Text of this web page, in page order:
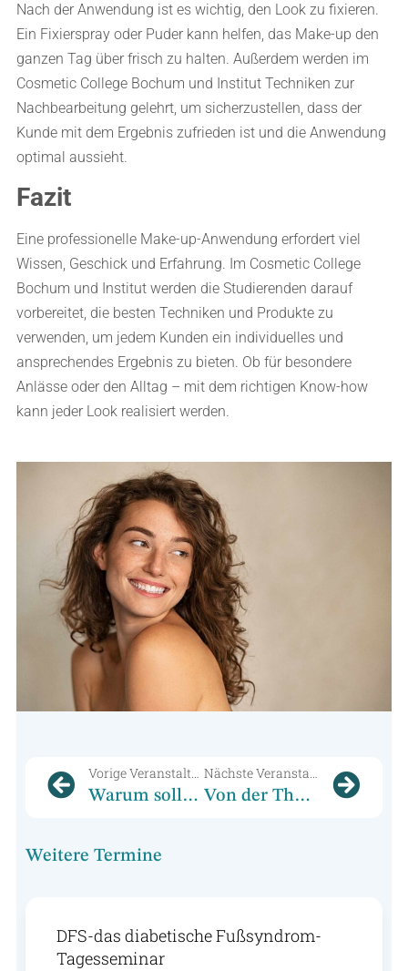
Nach der Anwendung ist es wichtig, den Look zu fixieren.
Ein Fixierspray oder Puder kann helfen, das Make-up den
ganzen Tag über frisch zu halten. Außerdem werden im
Cosmetic College Bochum und Institut Techniken zur
Nachbearbeitung gelehrt, um sicherzustellen, dass der
Kunde mit dem Ergebnis zufrieden ist und die Anwendung
optimal aussieht.
Fazit
Eine professionelle Make-up-Anwendung erfordert viel
Wissen, Geschick und Erfahrung. Im Cosmetic College
Bochum und Institut werden die Studierenden darauf
vorbereitet, die besten Techniken und Produkte zu
verwenden, um jedem Kunden ein individuelles und
ansprechendes Ergebnis zu bieten. Ob für besondere
Anlässe oder den Alltag – mit dem richtigen Know-how
kann jeder Look realisiert werden.
Vorige Veranstaltung
Warum sollte man für eine kosmetische Ausbildung nach Bochum kommen?
Nächste Veranstaltung
Von der Theorie zur Praxis: So wird Ihre Kosmetikausbildung am Cosmetic College Bochum und Institut zum Erfolg
Weitere Termine
DFS-das diabetische Fußsyndrom-
Tagesseminar